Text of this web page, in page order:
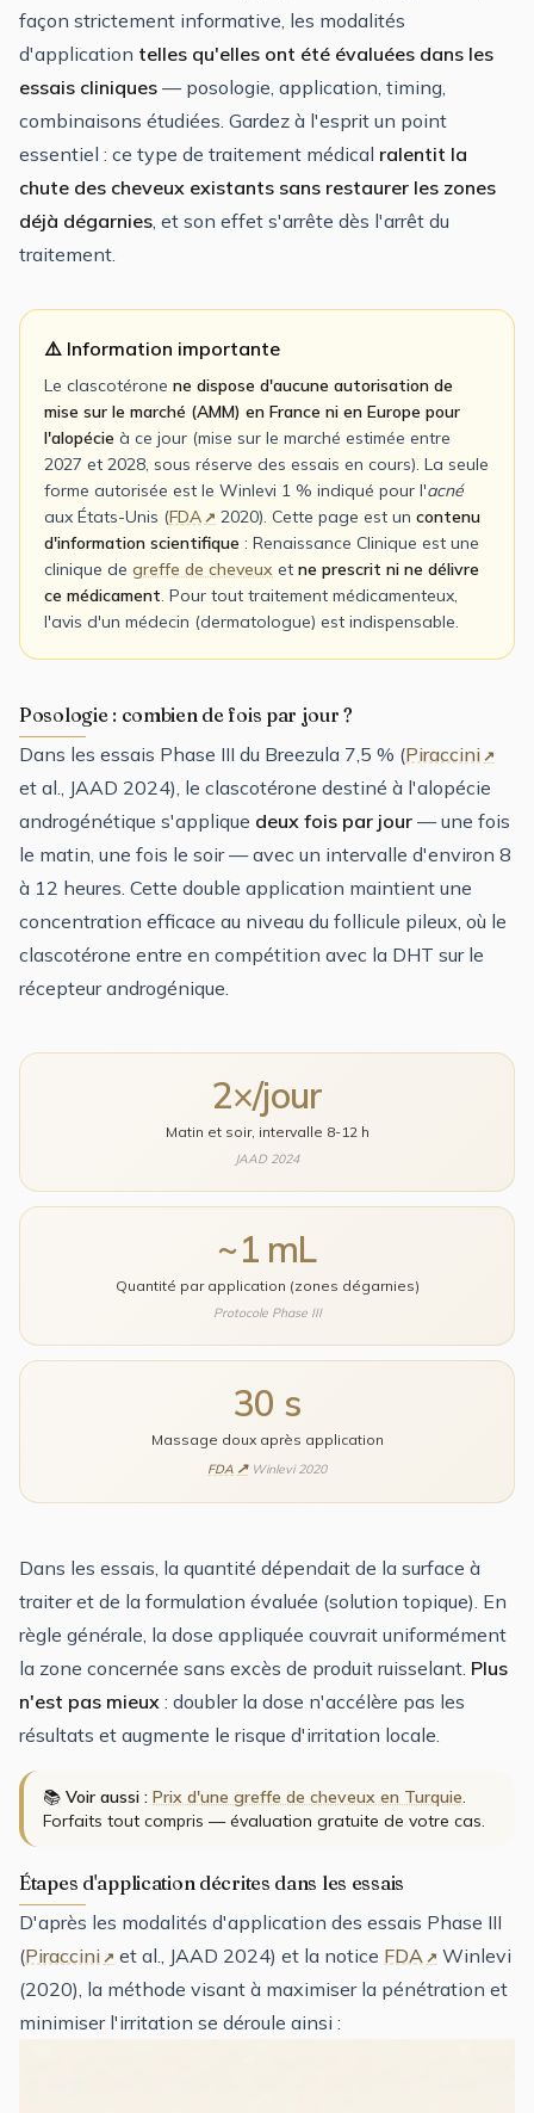
façon strictement informative, les modalités
d'application telles qu'elles ont été évaluées dans les
essais cliniques — posologie, application, timing,
combinaisons étudiées. Gardez à l'esprit un point
essentiel : ce type de traitement médical ralentit la
chute des cheveux existants sans restaurer les zones
déjà dégarnies, et son effet s'arrête dès l'arrêt du
traitement.
⚠️ Information importante
Le clascotérone ne dispose d'aucune autorisation de
mise sur le marché (AMM) en France ni en Europe pour
l'alopécie à ce jour (mise sur le marché estimée entre
2027 et 2028, sous réserve des essais en cours). La seule
forme autorisée est le Winlevi 1 % indiqué pour l'acné
aux États-Unis (FDA 2020). Cette page est un contenu
d'information scientifique : Renaissance Clinique est une
clinique de greffe de cheveux et ne prescrit ni ne délivre
ce médicament. Pour tout traitement médicamenteux,
l'avis d'un médecin (dermatologue) est indispensable.
Posologie : combien de fois par jour ?
Dans les essais Phase III du Breezula 7,5 % (Piraccini
et al., JAAD 2024), le clascotérone destiné à l'alopécie
androgénétique s'applique deux fois par jour — une fois
le matin, une fois le soir — avec un intervalle d'environ 8
à 12 heures. Cette double application maintient une
concentration efficace au niveau du follicule pileux, où le
clascotérone entre en compétition avec la DHT sur le
récepteur androgénique.
2×/jour
Matin et soir, intervalle 8-12 h
JAAD 2024
~1 mL
Quantité par application (zones dégarnies)
Protocole Phase III
30 s
Massage doux après application
FDA Winlevi 2020
Dans les essais, la quantité dépendait de la surface à
traiter et de la formulation évaluée (solution topique). En
règle générale, la dose appliquée couvrait uniformément
la zone concernée sans excès de produit ruisselant. Plus
n'est pas mieux : doubler la dose n'accélère pas les
résultats et augmente le risque d'irritation locale.
📚 Voir aussi : Prix d'une greffe de cheveux en Turquie.
Forfaits tout compris — évaluation gratuite de votre cas.
Étapes d'application décrites dans les essais
D'après les modalités d'application des essais Phase III
(Piraccini et al., JAAD 2024) et la notice FDA
Winlevi
(2020), la méthode visant à maximiser la pénétration et
minimiser l'irritation se déroule ainsi :